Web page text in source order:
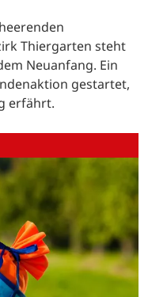
Thiergarten steht
Neuanfang. Ein
gestartet,
erfährt.